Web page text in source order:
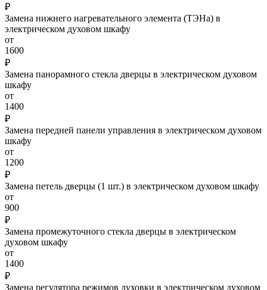
₽
Замена нижнего нагревательного элемента (ТЭНа) в
электрическом духовом шкафу
от
1600
₽
Замена панорамного стекла дверцы в электрическом духовом
шкафу
от
1400
₽
Замена передней панели управления в электрическом духовом
шкафу
от
1200
₽
Замена петель дверцы (1 шт.) в электрическом духовом шкафу
от
900
₽
Замена промежуточного стекла дверцы в электрическом
духовом шкафу
от
1400
₽
Замена регулятора режимов духовки в электрическом духовом